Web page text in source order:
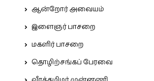
ஆன்றோர் அவையம்
இளைஞர் பாசறை
மகளிர் பாசறை
தொழிற்சங்கப் பேரவை